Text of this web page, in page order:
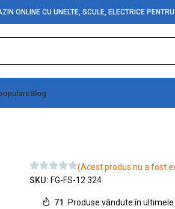
ONLINE CU UNELTE, SCULE, ELECTRICE
Blog
(Acest produs nu a fost
SKU: FG-FS-12 324
71 Produse vândute în ultimele